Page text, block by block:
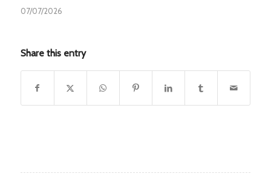
07/07/2026
Share this entry